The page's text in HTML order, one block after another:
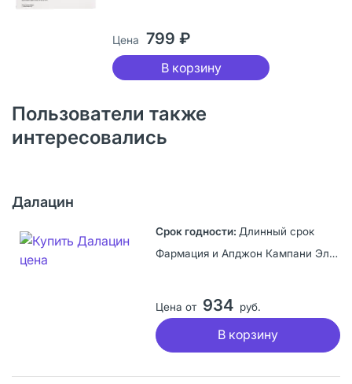
Цена 799 ₽
В корзину
Пользователи также
интересовались
Далацин
Длинный срок
Фармация и Апджон Кампани ЭлЭлСи, США
Цена от 934 руб.
В корзину